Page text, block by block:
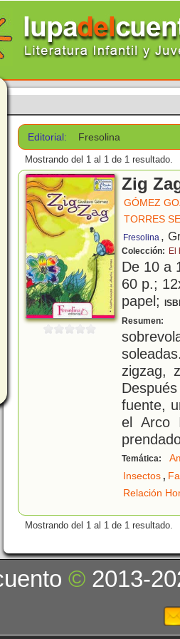
Editorial: Fresolina
Mostrando del 1 al 1 de 1 resultado.
Zig
GÓMEZ
TORRES
Fresolina ,
Colección: El
De 10 a
60 p.;
papel;
Resumen:
zigzag,
fuente,
el Arco
Temática:
Insectos,
Relación
Mostrando del 1 al 1 de 1 resultado.
© 2013-